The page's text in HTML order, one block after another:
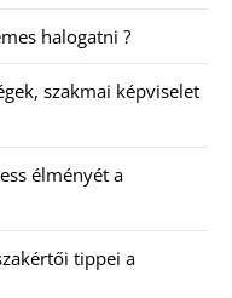
halogatni ?
szakmai képviselet
élményét a
tippei a